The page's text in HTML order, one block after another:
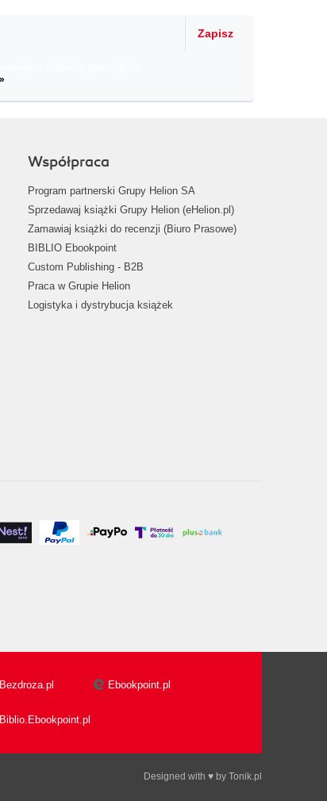
Zapisz
Współpraca
Program partnerski Grupy Helion SA
Sprzedawaj książki Grupy Helion (eHelion.pl)
Zamawiaj książki do recenzji (Biuro Prasowe)
BIBLIO Ebookpoint
Custom Publishing - B2B
Praca w Grupie Helion
Logistyka i dystrybucja książek
Bezdroza.pl Ebookpoint.pl
Biblio.Ebookpoint.pl
Designed with ♥ by Tonik.pl